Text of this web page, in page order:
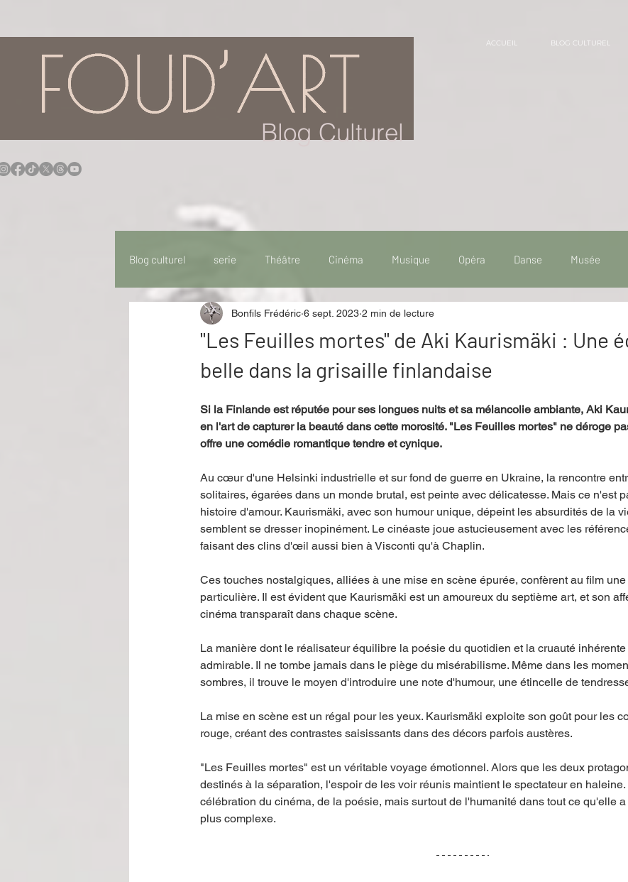
Blog Culturel
ACCUEIL BLOG CULTUREL
Blog culturel serie Théâtre Cinéma Musique Opéra Danse Musée
Idées Sorties Idée de voyage Fooding - Restaurant
Performance Rire Récompense Festival Coup de coeur
Événement Validé par Romane. Spécial Famille Littérature Cirque Interview
"Les Feuilles mortes" de Aki Kaurismäki : Une
belle dans la grisaille finlandaise
Bonfils Frédéric 6 sept. 2023 2 min de lecture
Si la Finlande est réputée pour ses longues nuits et sa mélancolie ambiante, Aki
en l'art de capturer la beauté dans cette morosité. "Les Feuilles mortes" ne déroge
offre une comédie romantique tendre et cynique.
Au cœur d'une Helsinki industrielle et sur fond de guerre en Ukraine, la rencontre
solitaires, égarées dans un monde brutal, est peinte avec délicatesse. Mais ce n'est
histoire d'amour. Kaurismäki, avec son humour unique, dépeint les absurdités de la
semblent se dresser inopinément. Le cinéaste joue astucieusement avec les
faisant des clins d'œil aussi bien à Visconti qu'à Chaplin.
Ces touches nostalgiques, alliées à une mise en scène épurée, confèrent au film
particulière. Il est évident que Kaurismäki est un amoureux du septième art, et son
cinéma transparaît dans chaque scène.
La manière dont le réalisateur équilibre la poésie du quotidien et la cruauté
admirable. Il ne tombe jamais dans le piège du misérabilisme. Même dans les
sombres, il trouve le moyen d'introduire une note d'humour, une étincelle de
La mise en scène est un régal pour les yeux. Kaurismäki exploite son goût pour les
rouge, créant des contrastes saisissants dans des décors parfois austères.
"Les Feuilles mortes" est un véritable voyage émotionnel. Alors que les deux
destinés à la séparation, l'espoir de les voir réunis maintient le spectateur en
célébration du cinéma, de la poésie, mais surtout de l'humanité dans tout ce qu'elle
plus complexe.